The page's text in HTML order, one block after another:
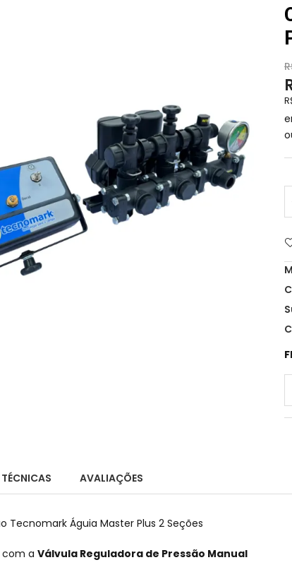
AVALIAÇÕES
Tecnomark Águia Master Plus 2 Seções
com a Válvula Reguladora de Pressão Manual